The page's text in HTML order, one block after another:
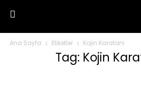
Ana Sayfa Etiketler Kojin Karatani
Tag: Kojin